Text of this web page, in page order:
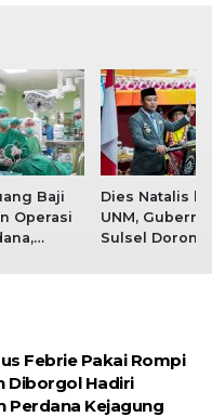
Baji
Operasi
Dies Natalis
UNM,
Sulsel Dorong
Febrie Pakai Rompi
Diborgol Hadiri
Perdana Kejagung